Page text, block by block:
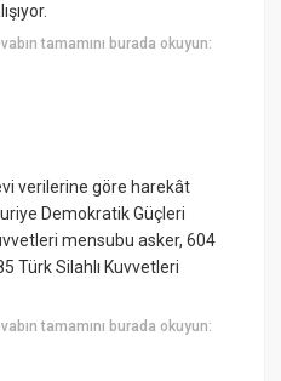
tamamını burada okuyun:
verilerine göre harekât
Demokratik Güçleri
mensubu asker, 604
Türk Silahlı Kuvvetleri
tamamını burada okuyun: